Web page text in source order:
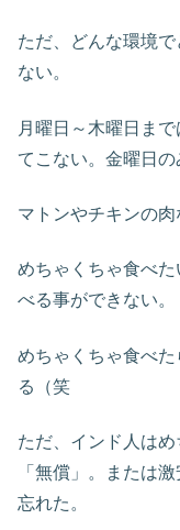
ただ、どんな環境
ない。
月曜日～木曜日ま
てこない。金曜日の
マトンやチキンの肉
めちゃくちゃ食べ
べる事ができない。
めちゃくちゃ食べ
る（笑
ただ、インド人は
「無償」。または
忘れた。